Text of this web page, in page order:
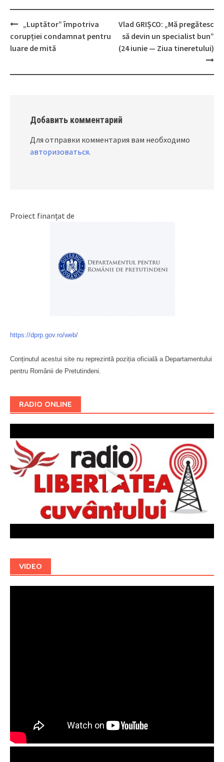
Post
navigation
„Luptător” împotriva
corupției condamnat pentru
luare de mită
Vlad GRIȘCO: „Mă pregătesc
să devin un specialist bun”
(24 iunie — Ziua tineretului)
Добавить комментарий
Для отправки комментария вам необходимо
авторизоваться.
Proiect finanțat de
https://dprp.gov.ro/web/
Conținutul acestui site nu reprezintă poziția oficială a Departamentului
pentru Românii de Pretutindeni.
RADIO ONLINE
VIDEO